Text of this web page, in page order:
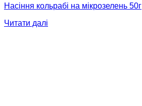
Насіння кольрабі на мікрозелень 50г
Читати далі